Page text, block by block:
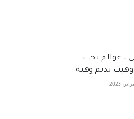
– عوالم تحت
وهيب نديم وهبه